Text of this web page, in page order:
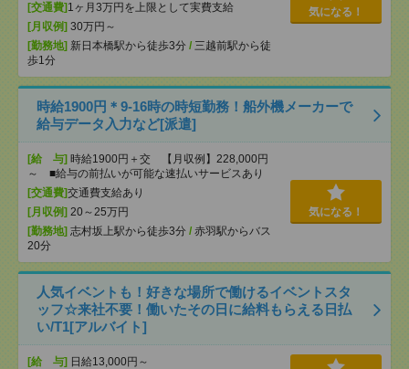
[交通費] 1ヶ月3万円を上限として実費支給
[月収例] 30万円～
[勤務地] 新日本橋駅から徒歩3分 / 三越前駅から徒
歩1分
気になる！
時給1900円＊9-16時の時短勤務！船外機メーカーで
給与データ入力など[派遣]
[給 与] 時給1900円＋交 【月収例】228,000円
～ ■給与の前払いが可能な速払いサービスあり
[交通費]交通費支給あり
[月収例] 20～25万円
[勤務地] 志村坂上駅から徒歩3分 / 赤羽駅からバス
20分
気になる！
人気イベントも！好きな場所で働けるイベントスタ
ッフ☆来社不要！働いたその日に給料もらえる日払
い/T1[アルバイト]
[給 与] 日給13,000円～